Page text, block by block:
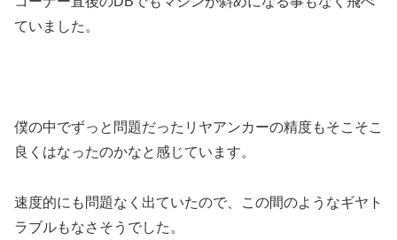
ていました。
僕の中でずっと問題だったリヤアンカーの精度もそこそこ
良くはなったのかなと感じています。
速度的にも問題なく出ていたので、この間のようなギヤト
ラブルもなさそうでした。